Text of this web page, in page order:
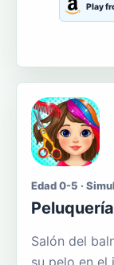
Play
Edad 0-5 ·
Salón del
su pelo en el